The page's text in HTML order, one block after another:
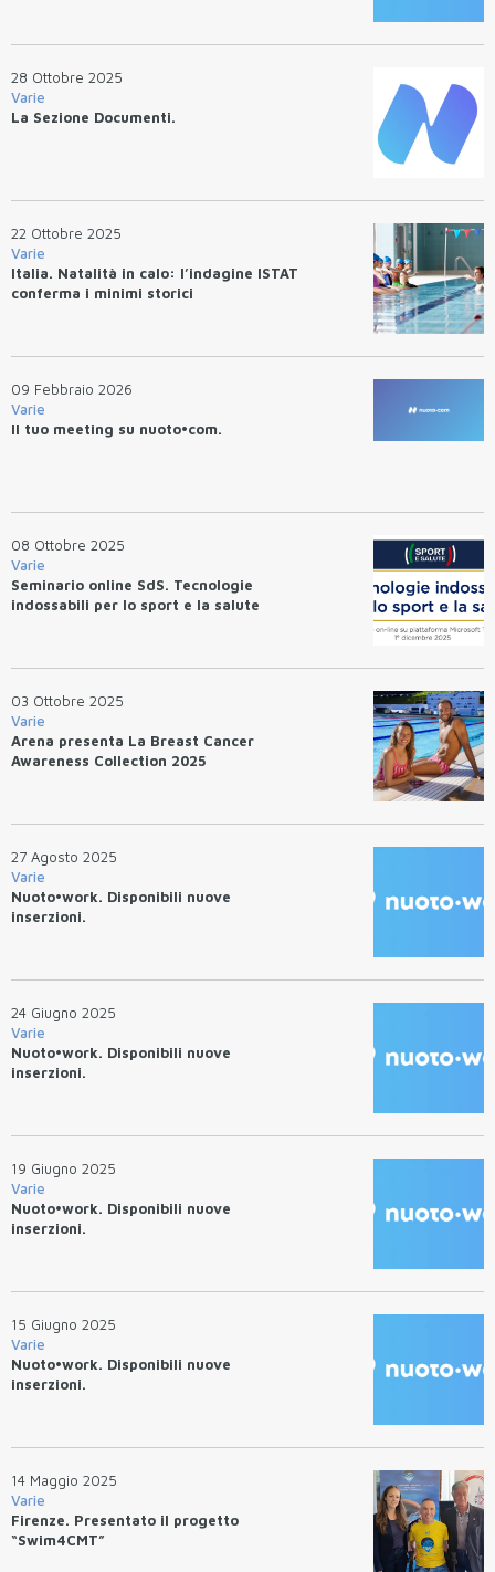
28 Ottobre 2025
Varie
La Sezione Documenti.
22 Ottobre 2025
Varie
Italia. Natalità in calo: l’indagine ISTAT
conferma i minimi storici
09 Febbraio 2026
Varie
Il tuo meeting su nuoto•com.
08 Ottobre 2025
Varie
Seminario online SdS. Tecnologie
indossabili per lo sport e la salute
03 Ottobre 2025
Varie
Arena presenta La Breast Cancer
Awareness Collection 2025
27 Agosto 2025
Varie
Nuoto•work. Disponibili nuove
inserzioni.
24 Giugno 2025
Varie
Nuoto•work. Disponibili nuove
inserzioni.
19 Giugno 2025
Varie
Nuoto•work. Disponibili nuove
inserzioni.
15 Giugno 2025
Varie
Nuoto•work. Disponibili nuove
inserzioni.
14 Maggio 2025
Varie
Firenze. Presentato il progetto
“Swim4CMT”